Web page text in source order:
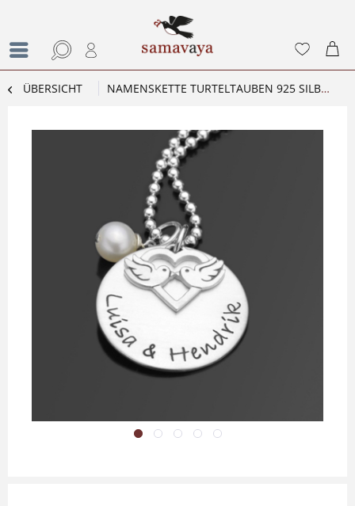
ÜBERSICHT NAMENSKETTE TURTELTAUBEN 925 SILBERKETTE GRAVURSCHMUCK